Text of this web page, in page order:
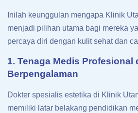
Inilah keunggulan mengapa Klinik
menjadi pilihan utama bagi mereka
percaya diri dengan kulit sehat dan
1. Tenaga Medis Profesional
Berpengalaman
Dokter spesialis estetika di Klinik
memiliki latar belakang pendidikan